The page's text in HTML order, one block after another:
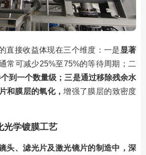
直接收益体现在三个维度：一是 显著
通常可减少25%至75%的等待周期；二
到一个数量级；三是通过移除残余水
和膜层的氧化，增强了膜层的致密度
光学镀膜工艺
头、滤光片及激光镜片的制造中，深